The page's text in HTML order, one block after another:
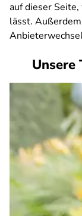
auf dieser
lässt.
Unsere